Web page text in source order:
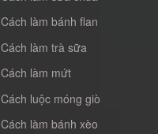
Cách làm bánh flan
Cách làm trà sữa
Cách làm mứt
Cách luộc móng giò
Cách làm bánh xèo